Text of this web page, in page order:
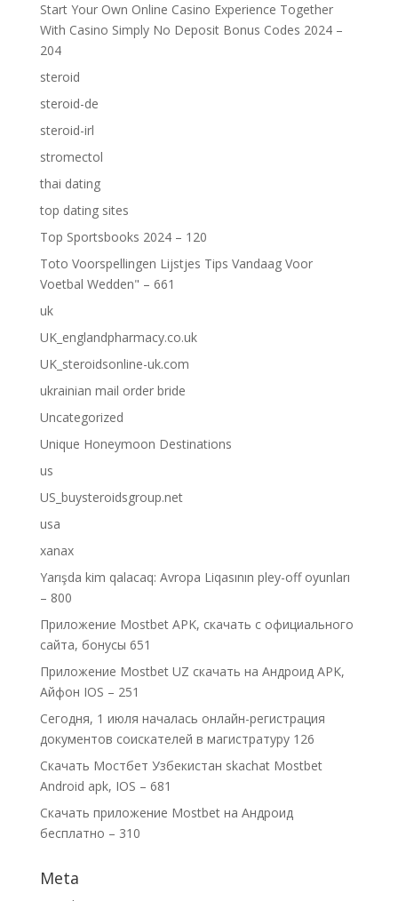
Start Your Own Online Casino Experience Together
With Casino Simply No Deposit Bonus Codes 2024 –
204
steroid
steroid-de
steroid-irl
stromectol
thai dating
top dating sites
Top Sportsbooks 2024 – 120
Toto Voorspellingen Lijstjes Tips Vandaag Voor
Voetbal Wedden" – 661
uk
UK_englandpharmacy.co.uk
UK_steroidsonline-uk.com
ukrainian mail order bride
Uncategorized
Unique Honeymoon Destinations
us
US_buysteroidsgroup.net
usa
xanax
Yarışda kim qalacaq: Avropa Liqasının pley-off oyunları
– 800
Приложение Mostbet APK, скачать с официального
сайта, бонусы 651
Приложение Mostbet UZ скачать на Андроид APK,
Айфон IOS – 251
Сегодня, 1 июля началась онлайн-регистрация
документов соискателей в магистратуру 126
Скачать Мостбет Узбекистан skachat Mostbet
Android apk, IOS – 681
Скачать приложение Mostbet на Андроид
бесплатно – 310
Meta